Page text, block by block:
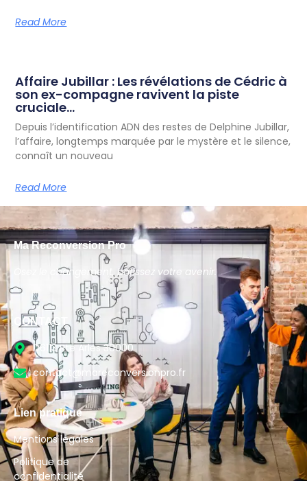
Read More
Affaire Jubillar : Les révélations de Cédric à
son ex-compagne ravivent la piste
cruciale…
Depuis l’identification ADN des restes de Delphine Jubillar,
l’affaire, longtemps marquée par le mystère et le silence,
connaît un nouveau
Read More
Ma Reconversion Pro
Osez le changement, bâtissez votre avenir.
CONTACT
D6113 Rte Arles 30000
contact@mareconversionpro.fr
Lien pratique
Mentions légales
Politique de
confidentialité